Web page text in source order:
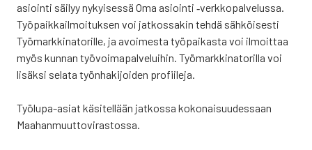
asioin­ti säi­lyy nykyi­ses­sä Oma asioin­ti ‑verk­ko­pal­ve­lus­sa.
Työ­paik­kail­moi­tuk­sen voi jat­kos­sa­kin teh­dä säh­köi­ses­ti
Työ­mark­ki­na­to­ril­le, ja avoi­mes­ta työ­pai­kas­ta voi ilmoit­taa
myös kun­nan työ­voi­ma­pal­ve­lui­hin. Työ­mark­ki­na­to­ril­la voi
lisäk­si sela­ta työn­ha­ki­joi­den pro­fii­le­ja.
Työ­lu­pa-asiat käsi­tel­lään jat­kos­sa koko­nai­suu­des­saan
Maa­han­muut­to­vi­ras­tos­sa.